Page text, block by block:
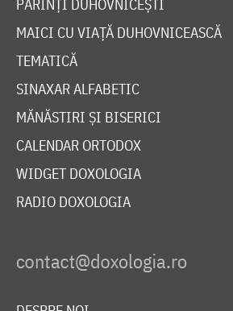
PĂRINȚI DUHOVNICEȘTI
MAICI CU VIAȚĂ DUHOVNICEASCĂ
TEMATICĂ
SINAXAR ALFABETIC
MĂNĂSTIRI ȘI BISERICI
CALENDAR ORTODOX
WIDGET DOXOLOGIA
RADIO DOXOLOGIA